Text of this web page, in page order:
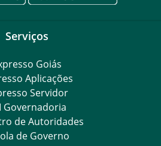
Serviços
Goiás
Aplicações
Servidor
Governadoria
de Autoridades
de Governo